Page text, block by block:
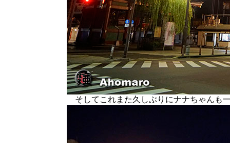
そしてこれまた久しぶりにナナちゃんも